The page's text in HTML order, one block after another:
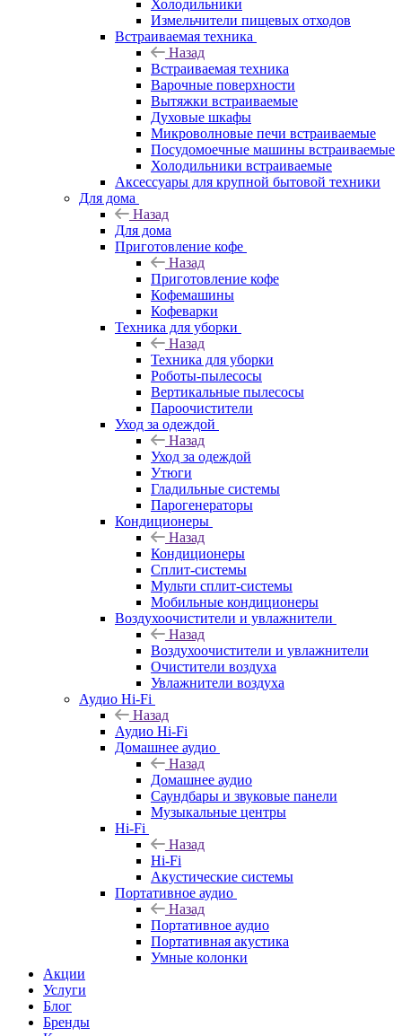
Холодильники
Измельчители пищевых отходов
Встраиваемая техника
Назад
Встраиваемая техника
Варочные поверхности
Вытяжки встраиваемые
Духовые шкафы
Микроволновые печи встраиваемые
Посудомоечные машины встраиваемые
Холодильники встраиваемые
Аксессуары для крупной бытовой техники
Для дома
Назад
Для дома
Приготовление кофе
Назад
Приготовление кофе
Кофемашины
Кофеварки
Техника для уборки
Назад
Техника для уборки
Роботы-пылесосы
Вертикальные пылесосы
Пароочистители
Уход за одеждой
Назад
Уход за одеждой
Утюги
Гладильные системы
Парогенераторы
Кондиционеры
Назад
Кондиционеры
Сплит-системы
Мульти сплит-системы
Мобильные кондиционеры
Воздухоочистители и увлажнители
Назад
Воздухоочистители и увлажнители
Очистители воздуха
Увлажнители воздуха
Аудио Hi-Fi
Назад
Аудио Hi-Fi
Домашнее аудио
Назад
Домашнее аудио
Саундбары и звуковые панели
Музыкальные центры
Hi-Fi
Назад
Hi-Fi
Акустические системы
Портативное аудио
Назад
Портативное аудио
Портативная акустика
Умные колонки
Акции
Услуги
Блог
Бренды